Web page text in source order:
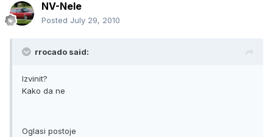
NV-Nele
Posted July 29, 2010
rrocado said:
Izvinit?
Kako da ne
Oglasi postoje